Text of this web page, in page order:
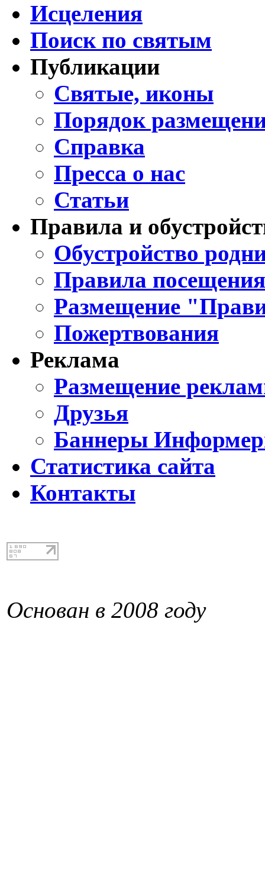
Исцеления
Поиск по святым
Публикации
Святые, иконы
Порядок
Справка
Пресса о нас
Статьи
Правила и
Обустройство
Правила
Размещение
Пожертвования
Реклама
Размещение
Друзья
Баннеры
Статистика сайта
Контакты
Основан в 2008 году